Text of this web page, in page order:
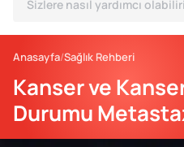
Anasayfa Sağlık Rehberi
Kanser ve
Durumu